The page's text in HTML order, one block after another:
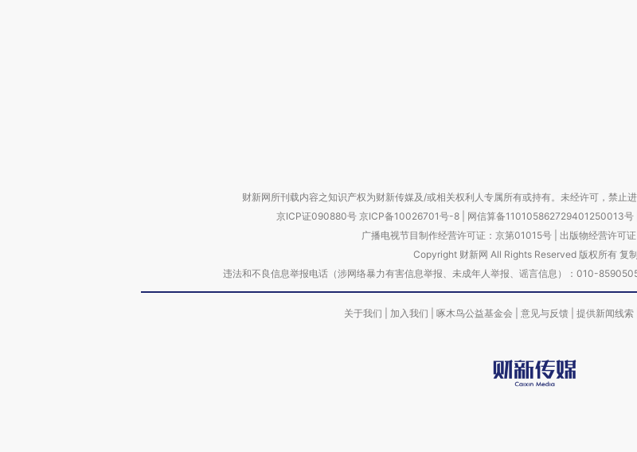
财新网所刊载内容之知识产权为财新传媒及/或相关权利人专属所有或持有。未经许可，禁止
京ICP证090880号 京ICP备10026701号-8 网信算备110105862729401250013号
广播电视节目制作经营许可证：京第01015号| 出版物经营许可
Copyright 财新网 All Rights Reserved 版权所有 复
违法和不良信息举报电话（涉网络暴力有害信息举报、未成年人举报、谣言信息）：010-
关于我们 加入我们 啄木鸟公益基金会 意见与反馈 提供新闻线索